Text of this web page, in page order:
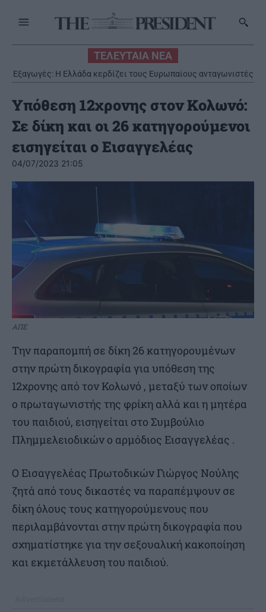
ΤΕΛΕΥΤΑΙΑ ΝΕΑ
Εξαγωγές: Η Ελλάδα κερδίζει τους Ευρωπαίους ανταγωνιστές
Υπόθεση 12χρονης στον Κολωνό:
Σε δίκη και οι 26 κατηγορούμενοι
εισηγείται ο Εισαγγελέας
04/07/2023 21:05
ΑΠΕ
Την παραπομπή σε δίκη 26 κατηγορουμένων
στην πρώτη δικογραφία για υπόθεση της
12χρονης από τον Κολωνό , μεταξύ των οποίων
ο πρωταγωνιστής της φρίκη αλλά και η μητέρα
του παιδιού, εισηγείται στο Συμβούλιο
Πλημμελειοδικών ο αρμόδιος Εισαγγελέας .
Ο Εισαγγελέας Πρωτοδικών Γιώργος Νούλης
ζητά από τους δικαστές να παραπέμψουν σε
δίκη όλους τους κατηγορούμενους που
περιλαμβάνονται στην πρώτη δικογραφία που
σχηματίστηκε για την σεξουαλική κακοποίηση
και εκμετάλλευση του παιδιού.